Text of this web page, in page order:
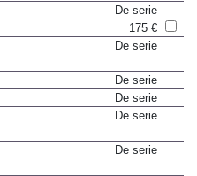
De serie
175 €
De serie
De serie
De serie
De serie
De serie